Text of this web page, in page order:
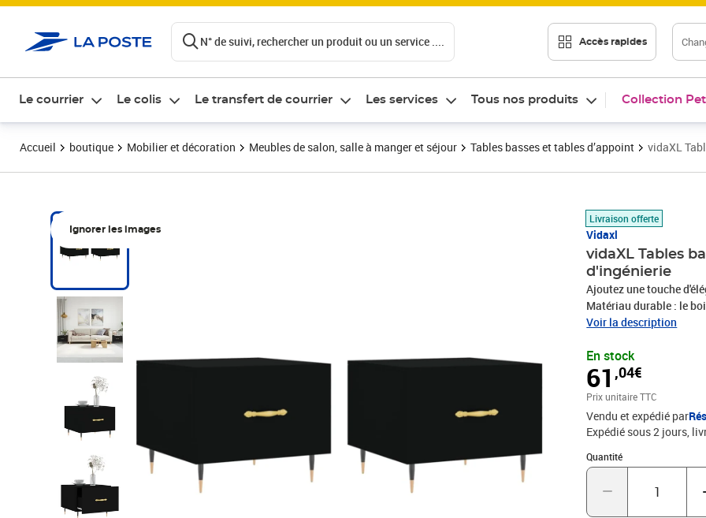
N° de suivi, rechercher un produit ou un service .... Accès rapides
Le courrier Le colis Le transfert de courrier Les services Tous nos produits Collection
Accueil boutique Mobilier et décoration Meubles de salon, salle à manger et séjour Tables basses et tables d’appoint vidaXL
Ignorer les images
Livraison offerte
Vidaxl
vidaXL Tables
d'ingénierie
Ajoutez une touche
Matériau durable : le
surface lisse et
un grand espace de
de main.Dessus de
placer vos boissons,
ajoutent un style calme
noirMatériau : bois
H)L'assemblage est
Voir la description
En stock
61,04€
Prix 61,04€
Prix unitaire TTC
Vendu et expédié par
Expédié sous 2 jours
Quantité
Quantité : 1